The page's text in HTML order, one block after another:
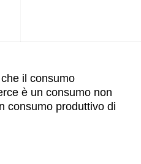
il consumo
è un consumo non
consumo produttivo di